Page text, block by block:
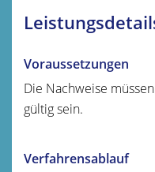
Voraussetzungen
Die Nachweise
gültig sein.
Verfahrensablauf